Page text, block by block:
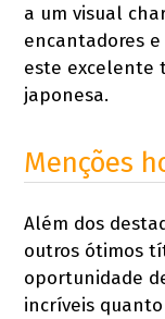
a um visual
encantadores
este excelente
japonesa.
Menções
Além dos
outros ótimos
oportunidade
incríveis